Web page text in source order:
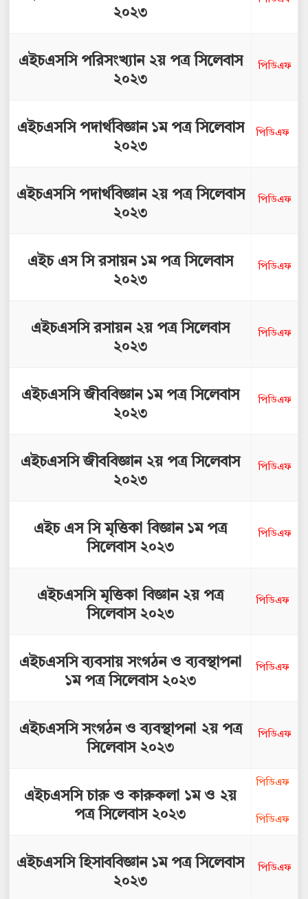
২০২৩
এইচএসসি পরিসংখ্যান ২য় পত্র সিলেবাস
২০২৩
পিডিএফ
এইচএসসি পদার্থবিজ্ঞান ১ম পত্র সিলেবাস
২০২৩
পিডিএফ
এইচএসসি পদার্থবিজ্ঞান ২য় পত্র সিলেবাস
২০২৩
পিডিএফ
এইচ এস সি রসায়ন ১ম পত্র সিলেবাস
২০২৩
পিডিএফ
এইচএসসি রসায়ন ২য় পত্র সিলেবাস
২০২৩
পিডিএফ
এইচএসসি জীববিজ্ঞান ১ম পত্র সিলেবাস
২০২৩
পিডিএফ
এইচএসসি জীববিজ্ঞান ২য় পত্র সিলেবাস
২০২৩
পিডিএফ
এইচ এস সি মৃত্তিকা বিজ্ঞান ১ম পত্র
সিলেবাস ২০২৩
পিডিএফ
এইচএসসি মৃত্তিকা বিজ্ঞান ২য় পত্র
সিলেবাস ২০২৩
পিডিএফ
এইচএসসি ব্যবসায় সংগঠন ও ব্যবস্থাপনা
১ম পত্র সিলেবাস ২০২৩
পিডিএফ
এইচএসসি সংগঠন ও ব্যবস্থাপনা ২য় পত্র
সিলেবাস ২০২৩
পিডিএফ
এইচএসসি চারু ও কারুকলা ১ম ও ২য়
পত্র সিলেবাস ২০২৩
পিডিএফ
পিডিএফ
এইচএসসি হিসাববিজ্ঞান ১ম পত্র সিলেবাস
২০২৩
পিডিএফ